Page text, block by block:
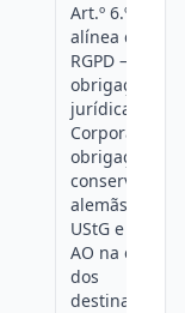
Art.º 6.º, n.º 1,
alínea c), do
RGPD —
obrigação
jurídica (UAE
Corporate Tax;
obrigações de
conservação
alemãs do §
UStG e § 147
AO na esfera
dos
destinatários)